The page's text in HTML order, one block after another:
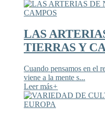
LAS
TIERRAS Y
Cuando pensamos en el
viene a la mente s...
Leer más+